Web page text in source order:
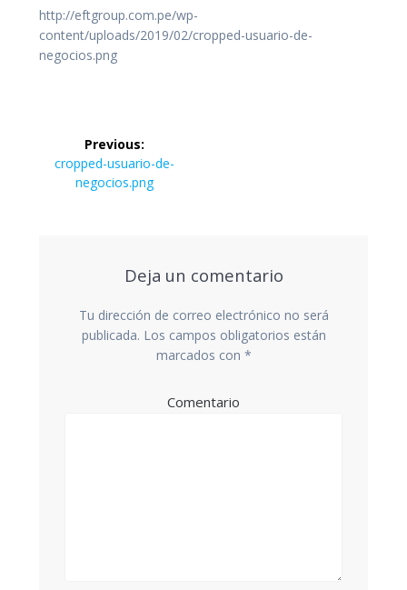
http://eftgroup.com.pe/wp-
content/uploads/2019/02/cropped-usuario-de-
negocios.png
Navegación
Previous:
Previous
post:
cropped-usuario-de-
negocios.png
Deja un comentario
Tu dirección de correo electrónico no será
publicada. Los campos obligatorios están
marcados con *
Comentario